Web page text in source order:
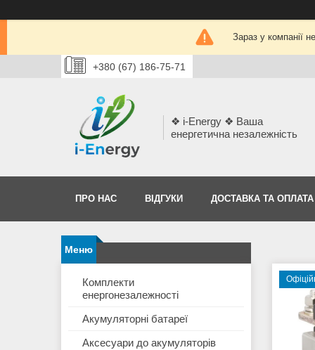
Зараз у компанії
+380 (67) 186-75-71
❖ i-Energy ❖ Ваша
енергетична незалежність
ПРО НАС ВІДГУКИ ДОСТАВКА ТА ОПЛАТА
Комплекти
енергонезалежності
Акумуляторні батареї
Аксесуари до акумуляторів